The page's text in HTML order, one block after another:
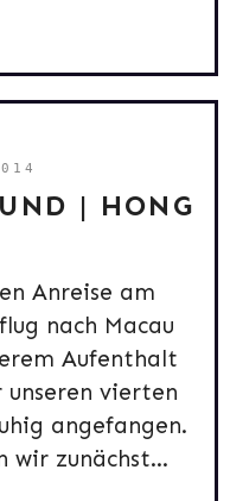
| HONG
Anreise am
nach Macau
Aufenthalt
vierten
angefangen.
wir zunächst...